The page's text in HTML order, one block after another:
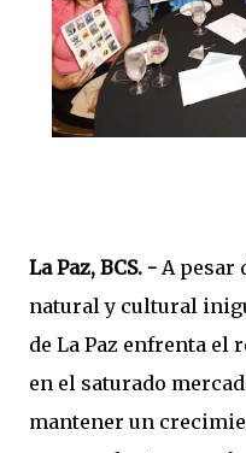
La Paz, BCS. - A pesar
natural y cultural
de La Paz enfrenta el
en el saturado
mantener un